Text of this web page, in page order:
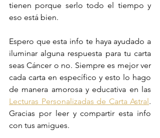
tienen porque serlo todo el tiempo y
eso está bien.
Espero que esta info te haya ayudado a
iluminar alguna respuesta para tu carta
seas Cáncer o no. Siempre es mejor ver
cada carta en específico y esto lo hago
Lecturas Personalizadas de Carta Astral.
Gracias por leer y compartir esta info
con tus amigues.